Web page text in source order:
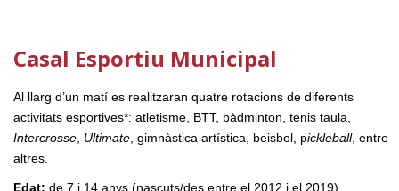
Casal Esportiu Municipal
Al llarg d’un matí es realitzaran quatre rotacions de diferents
activitats esportives*: atletisme, BTT, bàdminton, tenis taula,
Intercrosse Ultimate , gimnàstica artística, beisbol, pickleball, entre
altres.
Edat: de 7 i 14 anys (nascuts/des entre el 2012 i el 2019)